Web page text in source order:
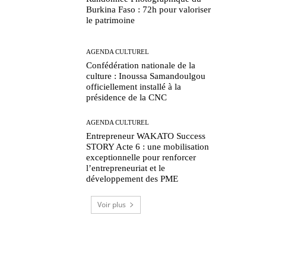
Burkina Faso : 72h pour valoriser
le patrimoine
AGENDA CULTUREL
Confédération nationale de la
culture : Inoussa Samandoulgou
officiellement installé à la
présidence de la CNC
AGENDA CULTUREL
Entrepreneur WAKATO Success
STORY Acte 6 : une mobilisation
exceptionnelle pour renforcer
l’entrepreneuriat et le
développement des PME
Voir plus